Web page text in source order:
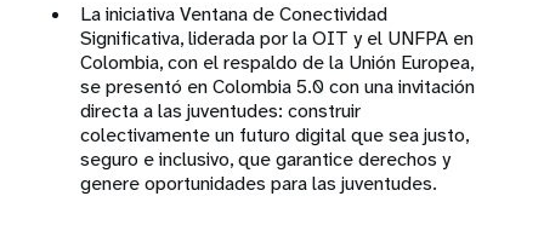
La iniciativa Ventana de Conectividad
Significativa, liderada por la OIT y el UNFPA en
Colombia, con el respaldo de la Unión Europea,
se presentó en Colombia 5.0 con una invitación
directa a las juventudes: construir
colectivamente un futuro digital que sea justo,
seguro e inclusivo, que garantice derechos y
genere oportunidades para las juventudes.